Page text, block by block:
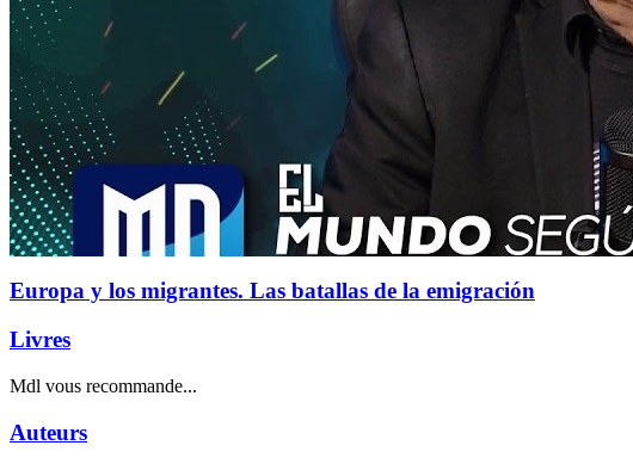
Europa y los migrantes. Las batallas de la emigración
Livres
Mdl vous recommande...
Auteurs